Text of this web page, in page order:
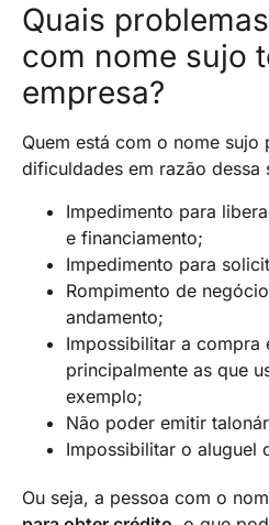
Quais
com nome sujo
empresa?
Quem está com o nome
dificuldades em razão dessa
Impedimento para
e financiamento;
Impedimento para
Rompimento de
andamento;
Impossibilitar a compra
principalmente as que
exemplo;
Não poder emitir
Impossibilitar o aluguel
Ou seja, a pessoa com o